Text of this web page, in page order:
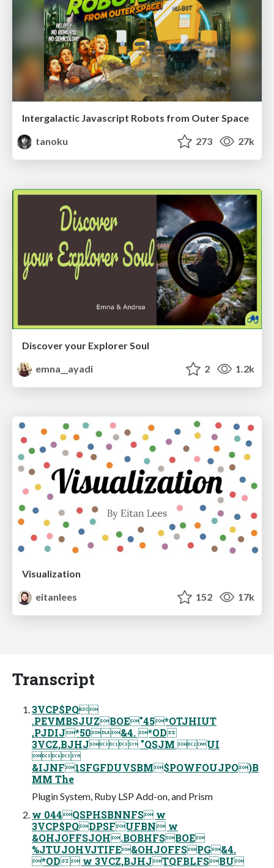
Intergalactic Javascript Robots from Outer Space
tanoku
273 27k
Discover your Explorer Soul
emna__ayadi
2 1.2k
Visualization
eitanlees
152 17k
Transcript
3VCP$PQ
.PEVMBSJUZBOE"45*OTJHIUT
,PJDIJ*50&4. *OD
3VCZ,BJHJ "QSJM UI

&IJNF1SFGFDUVSBM$POWFOUJPO)B
MM The
Plugin System, Ruby LSP Add-on, and Prism
w 044QSPHSBNNFS w
3VCP$PQDPSFUFBN w
&OHJOFFSJOH.BOBHFSBOE
%JTUJOHVJTIFE&OHJOFFSPG&4.
*OD w 3VCZ,BJHJTQFBLFSBU